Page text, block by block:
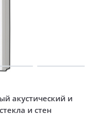
акустический и
и стен